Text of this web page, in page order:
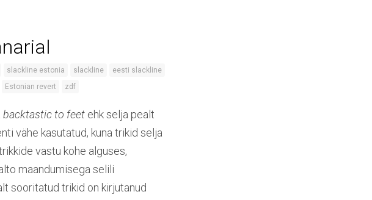
slackline estonia slackline
eesti slackline
Estonian revert zdf
backtastic to feet ehk selja pealt
vähe kasutatud, kuna trikid selja
vastu kohe alguses,
maandumisega selili
sooritatud trikid on kirjutanud